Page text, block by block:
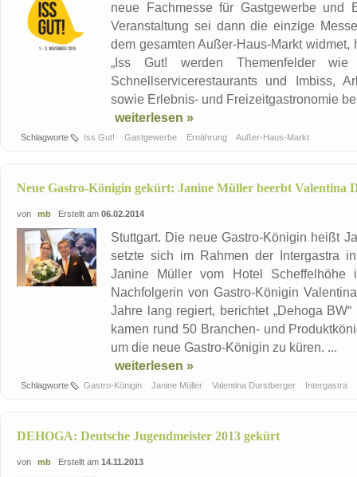
neue Fachmesse für Gastgewerbe und
Veranstaltung sei dann die einzige
dem gesamten Außer-Haus-Markt
„Iss Gut! werden Themenfelder wie
Schnellservicerestaurants und Imbiss,
sowie Erlebnis- und Freizeitgastronomie
weiterlesen »
Schlagworte Iss Gut! Gastgewerbe Ernährung Außer-Haus-Markt
Neue Gastro-Königin gekürt: Janine Müller beerbt Valentina
von mb Erstellt am 06.02.2014
Stuttgart. Die neue Gastro-Königin heißt
setzte sich im Rahmen der Intergastra
Janine Müller vom Hotel
Nachfolgerin von Gastro-Königin
Jahre lang regiert, berichtet „Dehoga
kamen rund 50 Branchen- und
um die neue Gastro-Königin zu küren. ...
weiterlesen »
Schlagworte Gastro-Königin Janine Müller Valentina Durstberger Intergastra
DEHOGA: Deutsche Jugendmeister 2013 gekürt
von mb Erstellt am 14.11.2013